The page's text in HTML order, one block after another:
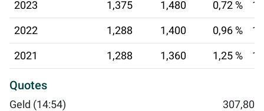
2023 1,375 1,480 0,72 %
2022 1,288 1,400 0,96 %
2021 1,288 1,360 1,25 %
Quotes
Geld (14:54)
307,80